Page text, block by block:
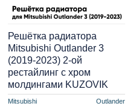
Mitsubishi Outlander
Решётка радиатора
Mitsubishi Outlander 3
(2019-2023) 2-ой
рестайлинг с хром
молдингами KUZOVIK